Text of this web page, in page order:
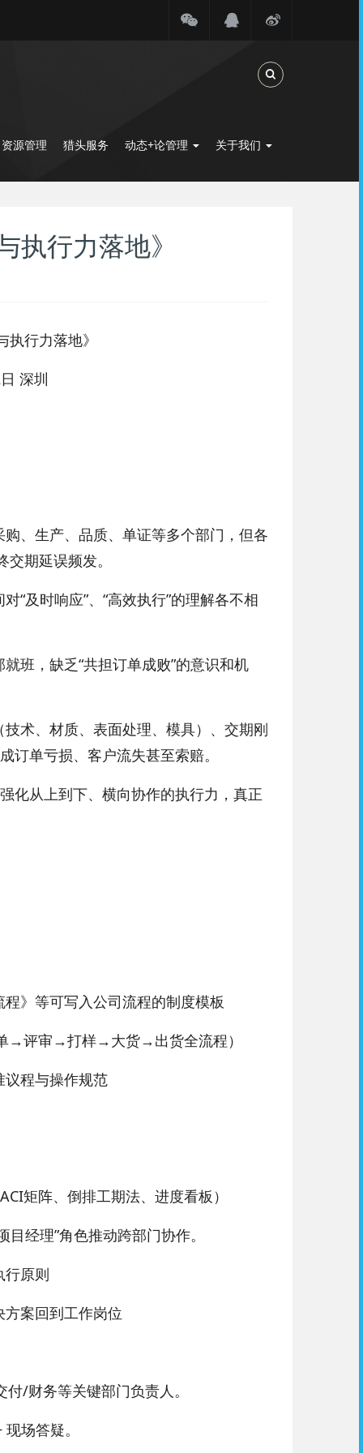
Toggle Search
源管理 猎头服务 动态+论管理 关于我们
执行力落地》
行力落地》
深圳
、生产、品质、单证等多个部门，但各
期延误频发。
“及时响应”、“高效执行”的理解各不相
班，缺乏“共担订单成败”的意识和机
术、材质、表面处理、模具）、交期刚
单亏损、客户流失甚至索赔。
化从上到下、横向协作的执行力，真正
》等可写入公司流程的制度模板
→评审→打样→大货→出货全流程）
程与操作规范
矩阵、倒排工期法、进度看板）
经理”角色推动跨部门协作。
行原则
案回到工作岗位
/财务等关键部门负责人。
场答疑。